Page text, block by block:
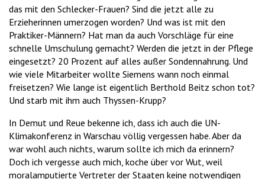
das mit den Schlecker-Frauen? Sind die jetzt alle zu
Erzieherinnen umerzogen worden? Und was ist mit den
Praktiker-Männern? Hat man da auch Vorschläge für eine
schnelle Umschulung gemacht? Werden die jetzt in der Pflege
eingesetzt? 20 Prozent auf alles außer Sondennahrung. Und
wie viele Mitarbeiter wollte Siemens wann noch einmal
freisetzen? Wie lange ist eigentlich Berthold Beitz schon tot?
Und starb mit ihm auch Thyssen-Krupp?
In Demut und Reue bekenne ich, dass ich auch die UN-
Klimakonferenz in Warschau völlig vergessen habe. Aber da
war wohl auch nichts, warum sollte ich mich da erinnern?
Doch ich vergesse auch mich, koche über vor Wut, weil
moralamputierte Vertreter der Staaten keine notwendigen